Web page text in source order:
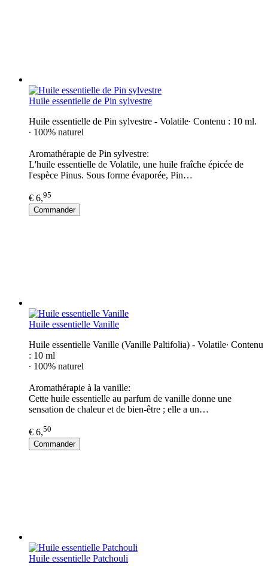
Huile essentielle de Pin sylvestre
Huile essentielle de Pin sylvestre - Volatile∙ Contenu : 10 ml.
∙ 100% naturel
Aromathérapie de Pin sylvestre:
L'huile essentielle de Volatile, une huile fraîche épicée de
l'espèce Pinus. Sous forme évaporée, Pin…
€ 6,95
Commander
Huile essentielle Vanille
Huile essentielle Vanille (Vanille Paltifolia) - Volatile∙ Contenu
: 10 ml
∙ 100% naturel
Aromathérapie à la vanille:
Cette huile essentielle au parfum de vanille donne une
sensation de chaleur et de bien-être ; elle a un…
€ 6,50
Commander
Huile essentielle Patchouli